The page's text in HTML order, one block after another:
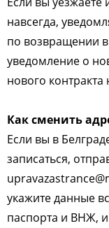
навсегда,
по возвращении
уведомление о
нового контракта
Как сменить
Если вы в
записаться,
укажите данные
паспорта и ВНЖ,